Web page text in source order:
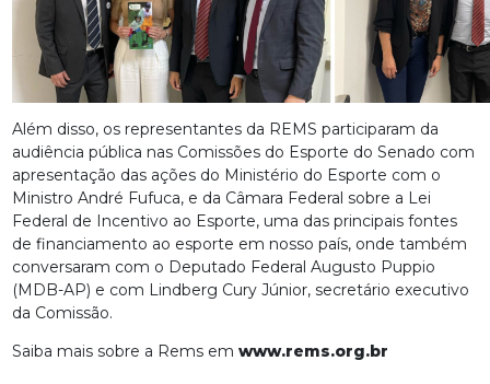
Além disso, os representantes da REMS participaram da
audiência pública nas Comissões do Esporte do Senado com
apresentação das ações do Ministério do Esporte com o
Ministro André Fufuca, e da Câmara Federal sobre a Lei
Federal de Incentivo ao Esporte, uma das principais fontes
de financiamento ao esporte em nosso país, onde também
conversaram com o Deputado Federal Augusto Puppio
(MDB-AP) e com Lindberg Cury Júnior, secretário executivo
da Comissão.
Saiba mais sobre a Rems em www.rems.org.br